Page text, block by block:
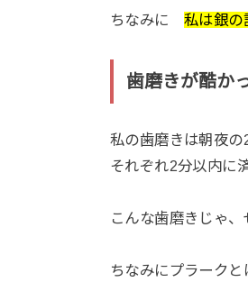
ちなみに私は銀の
歯磨きが酷か
私の歯磨きは朝夜の
それぞれ2分以内に
こんな歯磨きじゃ、
ちなみにプラークと